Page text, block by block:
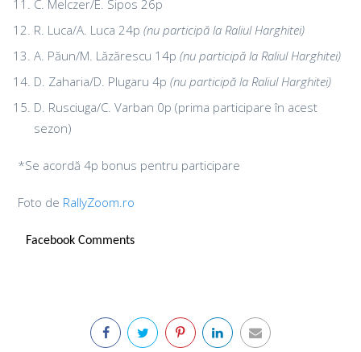
C. Melczer/E. Sipos 26p
R. Luca/A. Luca 24p(nu participă la Raliul Harghitei)
A. Păun/M. Lăzărescu 14p(nu participă la Raliul Harghitei)
D. Zaharia/D. Plugaru 4p(nu participă la Raliul Harghitei)
D. Rusciuga/C. Varban 0p (prima participare în acest
sezon)
*Se acordă 4p bonus pentru participare
Foto de RallyZoom.ro
Facebook Comments